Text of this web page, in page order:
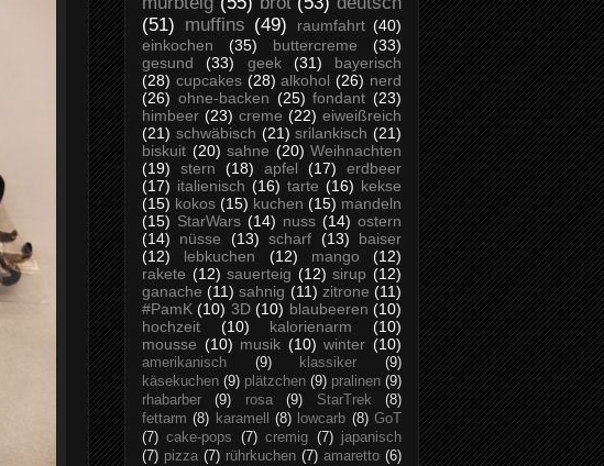
(51) muffins (49) raumfahrt (40)
einkochen
(35) buttercreme
(33)
gesund
(33) geek (31)
bayerisch
(28) cupcakes (28) alkohol (26) nerd
(26) ohne-backen (25) fondant (23)
himbeer (23) creme (22) eiweißreich
(21) schwäbisch (21) srilankisch (21)
biskuit (20) sahne (20) Weihnachten
(19)
stern (18) apfel (17)
erdbeer
(17) italienisch (16) tarte (16) kekse
(15) kokos (15) kuchen (15) mandeln
(15) StarWars (14) nuss (14) ostern
(14)
nüsse (13) scharf (13)
baiser
(12)
lebkuchen (12) mango
(12)
rakete (12) sauerteig (12) sirup (12)
ganache (11) sahnig (11) zitrone (11)
#PamK (10) 3D (10) blaubeeren (10)
hochzeit
(10) kalorienarm
(10)
mousse (10) musik (10) winter (10)
amerikanisch (9) klassiker
(9)
käsekuchen (9) plätzchen (9) pralinen (9)
rhabarber
(9) rosa (9) StarTrek
(8)
fettarm (8) karamell (8) lowcarb (8) GoT
(7) cake-pops (7) cremig (7) japanisch
(7) pizza (7) rührkuchen (7) amaretto (6)